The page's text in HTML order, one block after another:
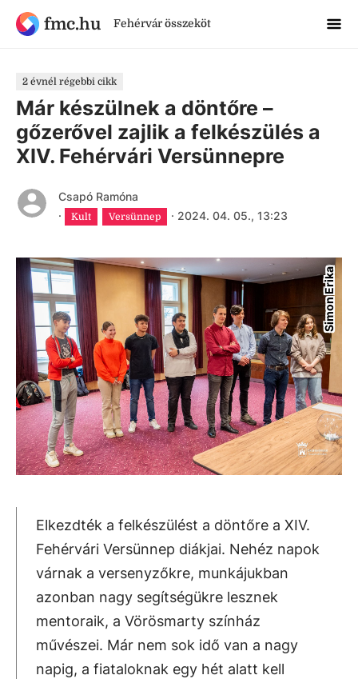
fmc.hu Fehérvár összeköt
2 évnél régebbi cikk
Már készülnek a döntőre –
gőzerővel zajlik a felkészülés a
XIV. Fehérvári Versünnepre
Csapó Ramóna
·
Kult Versünnep · 2024. 04. 05., 13:23
Simon Erika
Elkezdték a felkészülést a döntőre a XIV.
Fehérvári Versünnep diákjai. Nehéz napok
várnak a versenyzőkre, munkájukban
azonban nagy segítségükre lesznek
mentoraik, a Vörösmarty színház
művészei. Már nem sok idő van a nagy
napig, a fiataloknak egy hét alatt kell